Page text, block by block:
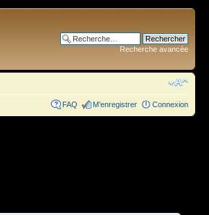
Recherche avancée
FAQ M’enregistrer Connexion